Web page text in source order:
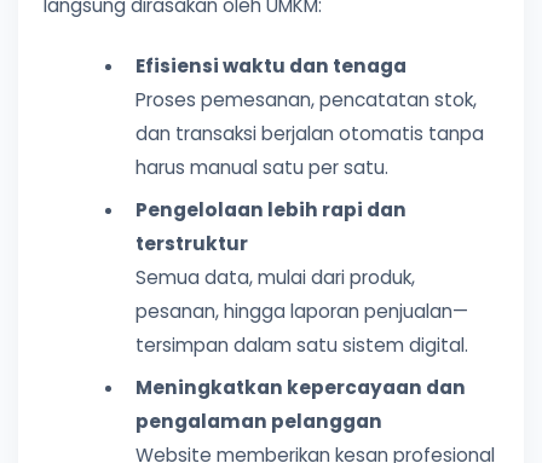
langsung dirasakan oleh UMKM:
Efisiensi waktu dan tenaga
Proses pemesanan, pencatatan stok,
dan transaksi berjalan otomatis tanpa
harus manual satu per satu.
Pengelolaan lebih rapi dan
terstruktur
Semua data, mulai dari produk,
pesanan, hingga laporan penjualan—
tersimpan dalam satu sistem digital.
Meningkatkan kepercayaan dan
pengalaman pelanggan
Website memberikan kesan profesional